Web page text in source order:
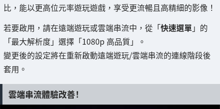
比，能以更高位元率遊玩遊戲，享受更流暢且高精細的影像！
若要啟用，請在遠端遊玩或雲端串流中，從「快速選單」的
「最大解析度」選擇「1080p 高品質」。
變更後的設定將在重新啟動遠端遊玩/雲端串流的連線階段後
套用。
雲端串流體驗改善！